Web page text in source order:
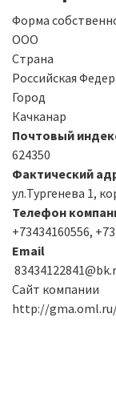
Форма
ООО
Страна
Российская
Город
Качканар
Почтовый
624350
Фактический
ул.Тургенева 1,
Телефон
+73434160556,
Email
Сайт компании
http://